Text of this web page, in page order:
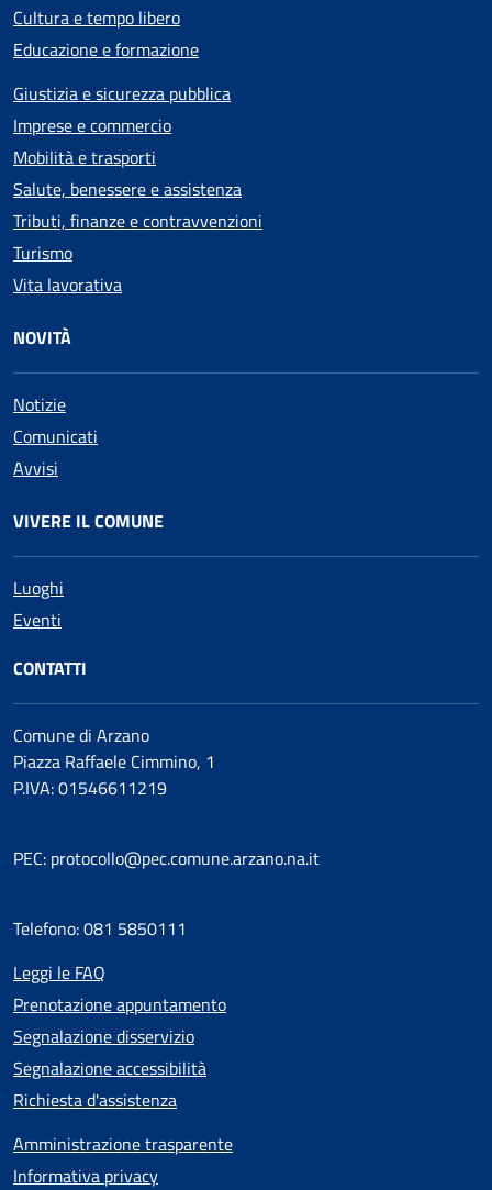
Cultura e tempo libero
Educazione e formazione
Giustizia e sicurezza pubblica
Imprese e commercio
Mobilità e trasporti
Salute, benessere e assistenza
Tributi, finanze e contravvenzioni
Turismo
Vita lavorativa
NOVITÀ
Notizie
Comunicati
Avvisi
VIVERE IL COMUNE
Luoghi
Eventi
CONTATTI
Comune di Arzano
Piazza Raffaele Cimmino, 1
P.IVA: 01546611219
PEC: protocollo@pec.comune.arzano.na.it
Telefono: 081 5850111
Leggi le FAQ
Prenotazione appuntamento
Segnalazione disservizio
Segnalazione accessibilità
Richiesta d'assistenza
Amministrazione trasparente
Informativa privacy